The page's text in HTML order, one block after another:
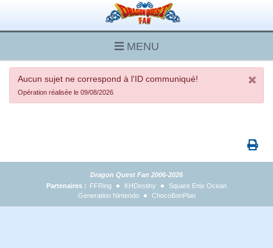
MENU
Aucun sujet ne correspond à l'ID communiqué!
Opération réalisée le 09/08/2026
Dragon Quest Fan 2006-2026
Partenaires : FFRing KHDestiny
Square Enix Ocean
Generation Nintendo
ChocoBonPlan